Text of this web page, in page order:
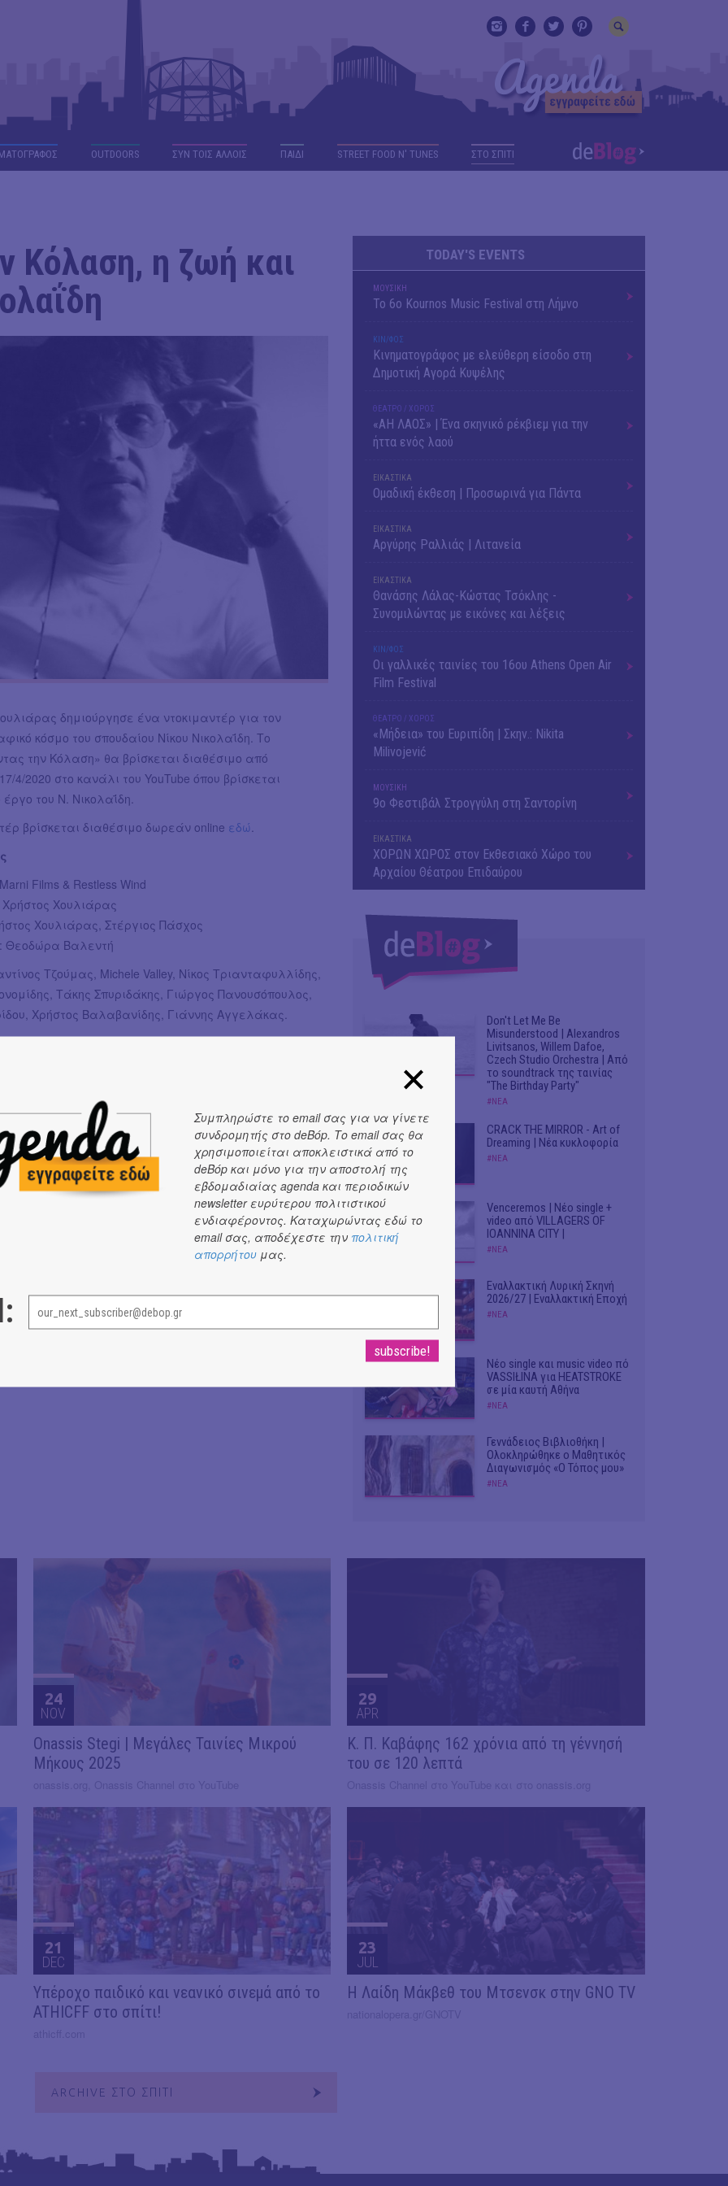
OUTDΟORS ΣΥΝ ΤΟΙΣ ΑΛΛΟΙΣ ΠΑΙΔΙ STREET FOOD N' TUNES ΣΤΟ ΣΠΙΤΙ
Κόλαση, η ζωή και
δημιούργησε ένα ντοκιμαντέρ για τον
κόσμο του σπουδαίου Νίκου Νικολαΐδη. Το
την Κόλαση» θα βρίσκεται διαθέσιμο από
4/2020 στο κανάλι του YouTube όπου βρίσκεται
του Ν. Νικολαΐδη.
βρίσκεται διαθέσιμο δωρεάν online εδώ
Films & Restless Wind
Χουλιάρας
Χουλιάρας, Στέργιος Πάσχος
Θεοδώρα Βαλεντή
Τζούμας, Michele Valley, Νίκος Τριανταφυλλίδης,
Τάκης Σπυριδάκης, Γιώργος Πανουσόπουλος,
Χρήστος Βαλαβανίδης, Γιάννης Αγγελάκας.
Διάρκεια: 79’ | Ελλάδα
TODAY'S EVENTS
ΜΟΥΣΙΚΗ
Το 6ο Kournos Music Festival στη Λήμνο
ΚΙΝ/ΦΟΣ
Κινηματογράφος με ελεύθερη είσοδο στη
Δημοτική Αγορά Κυψέλης
ΘΕΑΤΡΟ / ΧΟΡΟΣ
«ΑΗ ΛΑΟΣ» | Ένα σκηνικό ρέκβιεμ για την
ήττα ενός λαού
ΕΙΚΑΣΤΙΚΑ
Ομαδική έκθεση | Προσωρινά για Πάντα
ΕΙΚΑΣΤΙΚΑ
Αργύρης Ραλλιάς | Λιτανεία
ΕΙΚΑΣΤΙΚΑ
Θανάσης Λάλας-Κώστας Τσόκλης -
Συνομιλώντας με εικόνες και λέξεις
ΚΙΝ/ΦΟΣ
Οι γαλλικές ταινίες του 16ου Athens Open Air
Film Festival
ΘΕΑΤΡΟ / ΧΟΡΟΣ
«Μήδεια» του Ευριπίδη | Σκην.: Nikita
Milivojević
ΜΟΥΣΙΚΗ
9o Φεστιβάλ Στρογγύλη στη Σαντορίνη
ΕΙΚΑΣΤΙΚΑ
ΧΟΡΩΝ ΧΩΡΟΣ στον Εκθεσιακό Χώρο του
Αρχαίου Θέατρου Επιδαύρου
Don't Let Me Be
Misunderstood | Alexandros
Livitsanos, Willem Dafoe,
Czech Studio Orchestra | Από
το soundtrack της ταινίας
"The Birthday Party"
#ΝΕΑ
CRACK THE MIRROR - Art of
Dreaming | Νέα κυκλοφορία
#ΝΕΑ
Venceremos | Νέο single +
video από VILLAGERS OF
IOANNINA CITY |
#ΝΕΑ
Εναλλακτική Λυρική Σκηνή
2026/27 | Εναλλακτική Εποχή
#ΝΕΑ
Νέο single και music video πό
VASSIŁINA για HEATSTROKE
σε μία καυτή Αθήνα
#ΝΕΑ
Γεννάδειος Βιβλιοθήκη |
Ολοκληρώθηκε ο Μαθητικός
Διαγωνισμός «Ο Τόπος μου»
#ΝΕΑ
24
NOV
Onassis Stegi | Μεγάλες Ταινίες Μικρού
Μήκους 2025
29
APR
Κ. Π. Καβάφης 162 χρόνια από τη γέννησή
του σε 120 λεπτά
21
DEC
Υπέροχο παιδικό και νεανικό σινεμά από το
ATHICFF στο σπίτι!
23
JUL
Η Λαίδη Μάκβεθ του Μτσενσκ στην GNO TV
ARCHIVE ΣΤΟ ΣΠΙΤΙ
Συμπληρώστε το email σας για να γίνετε
συνδρομητής στο deBόp. Το email σας θα
χρησιμοποιείται αποκλειστικά από το
deBόp και μόνο για την αποστολή της
εβδομαδιαίας agenda και περιοδικών
newsletter ευρύτερου πολιτιστικού
ενδιαφέροντος. Καταχωρώντας εδώ το
email σας, αποδέχεστε την πολιτική
απορρήτου μας.